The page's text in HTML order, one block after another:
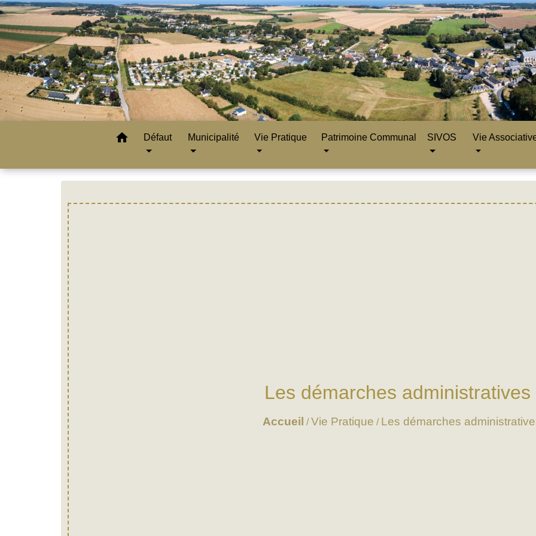
home Défaut Municipalité Vie Pratique Patrimoine Communal SIVOS Vie
Les démarches administratives
Accueil /Vie Pratique / Les démarches